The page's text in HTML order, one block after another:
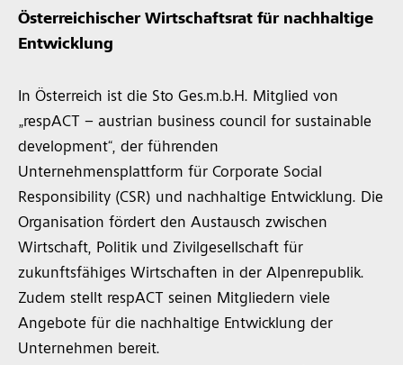
Österreichischer Wirtschaftsrat für nachhaltige
Entwicklung
In Österreich ist die Sto Ges.m.b.H. Mitglied von
„respACT – austrian business council for sustainable
development“, der führenden
Unternehmensplattform für Corporate Social
Responsibility (CSR) und nachhaltige Entwicklung. Die
Organisation fördert den Austausch zwischen
Wirtschaft, Politik und Zivilgesellschaft für
zukunftsfähiges Wirtschaften in der Alpenrepublik.
Zudem stellt respACT seinen Mitgliedern viele
Angebote für die nachhaltige Entwicklung der
Unternehmen bereit.